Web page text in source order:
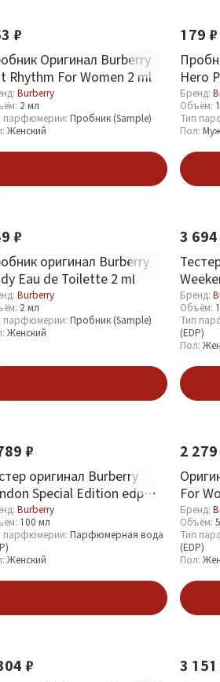
₽
Оригинал Burberry
Rhythm For Women 2 ml
Burberry
2 мл
парфюмерии: Пробник (Sample)
Женский
179 ₽
Hero
Бренд:
Объём:
Тип
Пол:
₽
оригинал Burberry
Eau de Toilette 2 ml
Burberry
2 мл
парфюмерии: Пробник (Sample)
Женский
3 694
Бренд:
Объём:
Тип
(EDP)
Пол:
₽
оригинал Burberry
Special Edition edp
100 мл дизайн 2009
Burberry
100 мл
парфюмерии: Парфюмерная вода
Женский
2 279
For
ml
Бренд:
Объём:
Тип
(EDP)
Пол:
₽ 3 151